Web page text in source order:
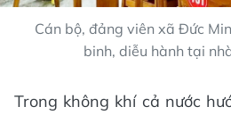
Cán bộ, đảng viên xã Đức
binh, diễu hành tại
Trong không khí cả nước